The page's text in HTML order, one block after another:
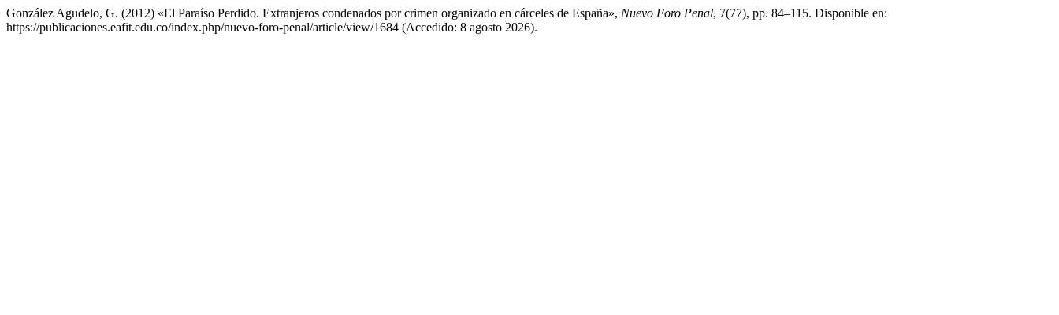
González Agudelo, G. (2012) «El Paraíso Perdido. Extranjeros condenados por crimen organizado en cárceles de España», Nuevo Foro Penal, 7(77), pp. 84–115. Disponible en:
https://publicaciones.eafit.edu.co/index.php/nuevo-foro-penal/article/view/1684 (Accedido: 8 agosto 2026).